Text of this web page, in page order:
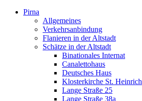
Pirna
Allgemeines
Verkehrsanbindung
Flanieren in der Altstadt
Schätze in der Altstadt
Binationales Internat
Canalettohaus
Deutsches Haus
Klosterkirche St. Heinrich
Lange Straße 25
Lange Straße 38a